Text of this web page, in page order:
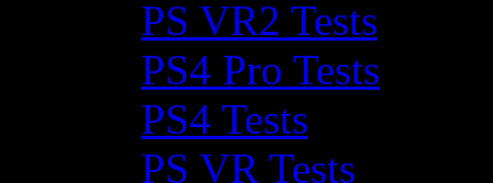
PS VR2 Tests
PS4 Pro Tests
PS4 Tests
PS VR Tests